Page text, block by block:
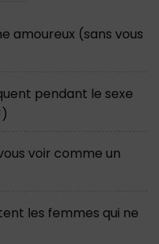
amoureux (sans vous
pendant le sexe
voir comme un
les femmes qui ne